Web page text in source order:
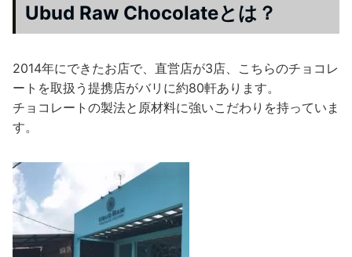
Ubud Raw Chocolateとは？
2014年にできたお店で、直営店が3店、こちらのチョコレ
ートを取扱う提携店がバリに約80軒あります。
チョコレートの製法と原材料に強いこだわりを持っていま
す。